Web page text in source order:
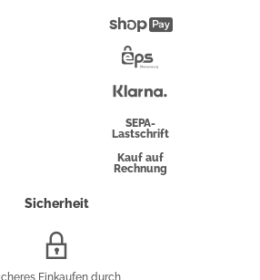
Pay
Überweisung
SEPA-
Lastschrift
Kauf auf
Rechnung
Sicherheit
Einkaufen durch